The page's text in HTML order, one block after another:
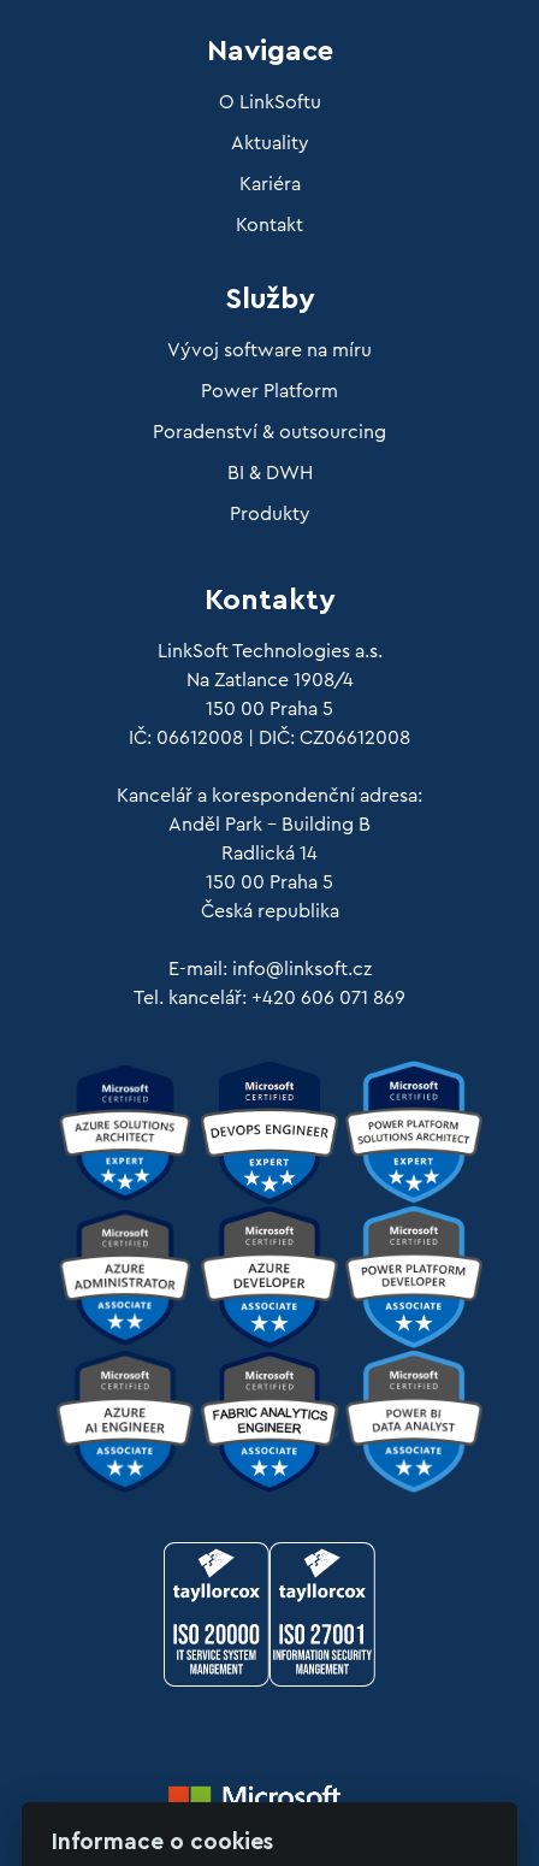
Navigace
O LinkSoftu
Aktuality
Kariéra
Kontakt
Služby
Vývoj software na míru
Power Platform
Poradenství & outsourcing
BI & DWH
Produkty
Kontakty
LinkSoft Technologies a.s.
Na Zatlance 1908/4
150 00 Praha 5
IČ: 06612008 | DIČ: CZ06612008
Kancelář a korespondenční adresa:
Anděl Park – Building B
Radlická 14
150 00 Praha 5
Česká republika
E-mail: info@linksoft.cz
Tel. kancelář: +420 606 071 869
Informace o cookies